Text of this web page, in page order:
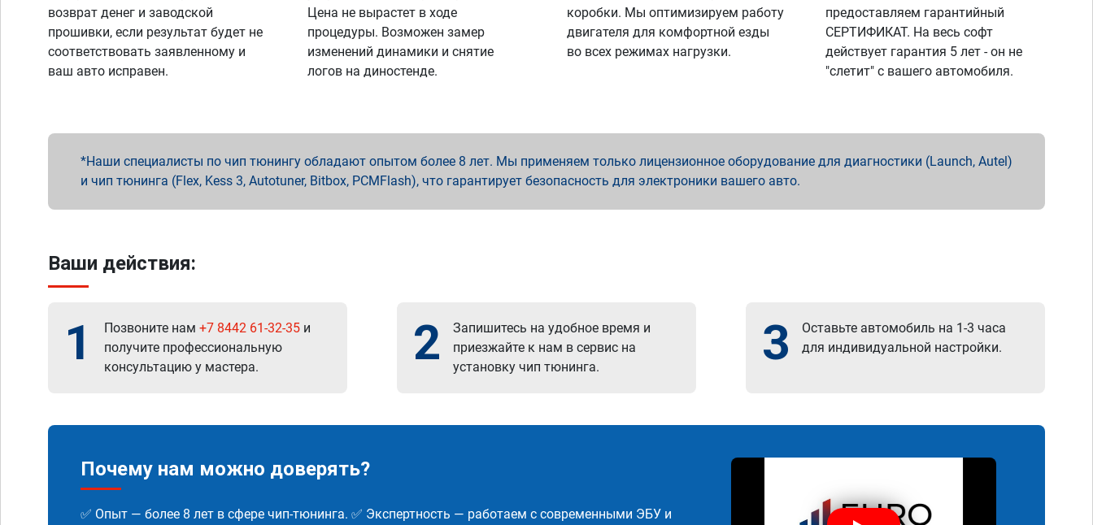
возврат денег и заводской
прошивки, если результат будет не
соответствовать заявленному и
ваш авто исправен.
Цена не вырастет в ходе
процедуры. Возможен замер
изменений динамики и снятие
логов на диностенде.
коробки. Мы оптимизируем работу
двигателя для комфортной езды
во всех режимах нагрузки.
предоставляем гарантийный
СЕРТИФИКАТ. На весь софт
действует гарантия 5 лет - он не
"слетит" с вашего автомобиля.
Наши специалисты по чип тюнингу обладают опытом более 8 лет. Мы применяем только лицензионное оборудование для диагностики (Launch, Autel)
и чип тюнинга (Flex, Kess 3, Autotuner, Bitbox, PCMFlash), что гарантирует безопасность для электроники вашего авто.
Ваши действия:
1 Позвоните нам +7 8442 61-32-35 и
получите профессиональную
консультацию у мастера.
2
Запишитесь на удобное время и
приезжайте к нам в сервис на
установку чип тюнинга.
3
Оставьте автомобиль на 1-3 часа
для индивидуальной настройки.
Почему нам можно доверять?
✅ Опыт — более 8 лет в сфере чип-тюнинга. ✅ Экспертность — работаем с современными ЭБУ и